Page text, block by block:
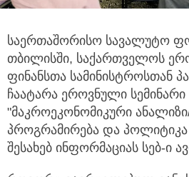
საერთაშორისო სავალუტო
თბილისში, საქართველოს
ფინანსთა სამინისტროსთან
ჩაატარა ეროვნული სემინარი
"მაკროეკონომიკური
პროგრამირება და პოლიტიკა
შესახებ ინფორმაციას სებ-ი